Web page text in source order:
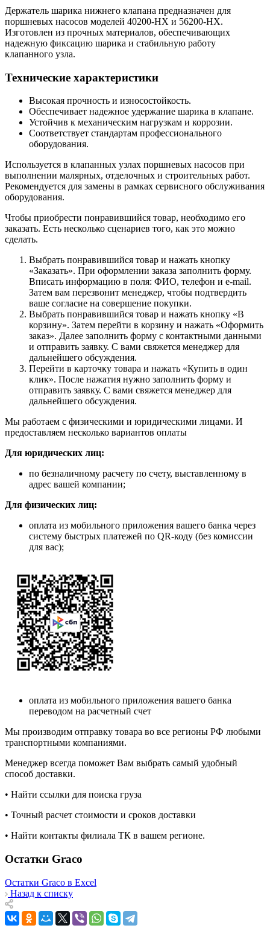
Держатель шарика нижнего клапана предназначен для
поршневых насосов моделей 40200-HX и 56200-HX.
Изготовлен из прочных материалов, обеспечивающих
надежную фиксацию шарика и стабильную работу
клапанного узла.
Технические характеристики
Высокая прочность и износостойкость.
Обеспечивает надежное удержание шарика в клапане.
Устойчив к механическим нагрузкам и коррозии.
Соответствует стандартам профессионального
оборудования.
Используется в клапанных узлах поршневых насосов при
выполнении малярных, отделочных и строительных работ.
Рекомендуется для замены в рамках сервисного обслуживания
оборудования.
Чтобы приобрести понравившийся товар, необходимо его
заказать. Есть несколько сценариев того, как это можно
сделать.
Выбрать понравившийся товар и нажать кнопку
«Заказать». При оформлении заказа заполнить форму.
Вписать информацию в поля: ФИО, телефон и e-mail.
Затем вам перезвонит менеджер, чтобы подтвердить
ваше согласие на совершение покупки.
Выбрать понравившийся товар и нажать кнопку «В
корзину». Затем перейти в корзину и нажать «Оформить
заказ». Далее заполнить форму с контактными данными
и отправить заявку. С вами свяжется менеджер для
дальнейшего обсуждения.
Перейти в карточку товара и нажать «Купить в один
клик». После нажатия нужно заполнить форму и
отправить заявку. С вами свяжется менеджер для
дальнейшего обсуждения.
Мы работаем с физическими и юридическими лицами. И
предоставляем несколько вариантов оплаты
Для юридических лиц:
по безналичному расчету по счету, выставленному в
адрес вашей компании;
Для физических лиц:
оплата из мобильного приложения вашего банка через
систему быстрых платежей по QR-коду (без комиссии
для вас);
оплата из мобильного приложения вашего банка
переводом на расчетный счет
Мы производим отправку товара во все регионы РФ любыми
транспортными компаниями.
Менеджер всегда поможет Вам выбрать самый удобный
способ доставки.
• Найти ссылки для поиска груза
• Точный расчет стоимости и сроков доставки
• Найти контакты филиала ТК в вашем регионе.
Остатки Graco
Остатки Graco в Excel
Назад к списку